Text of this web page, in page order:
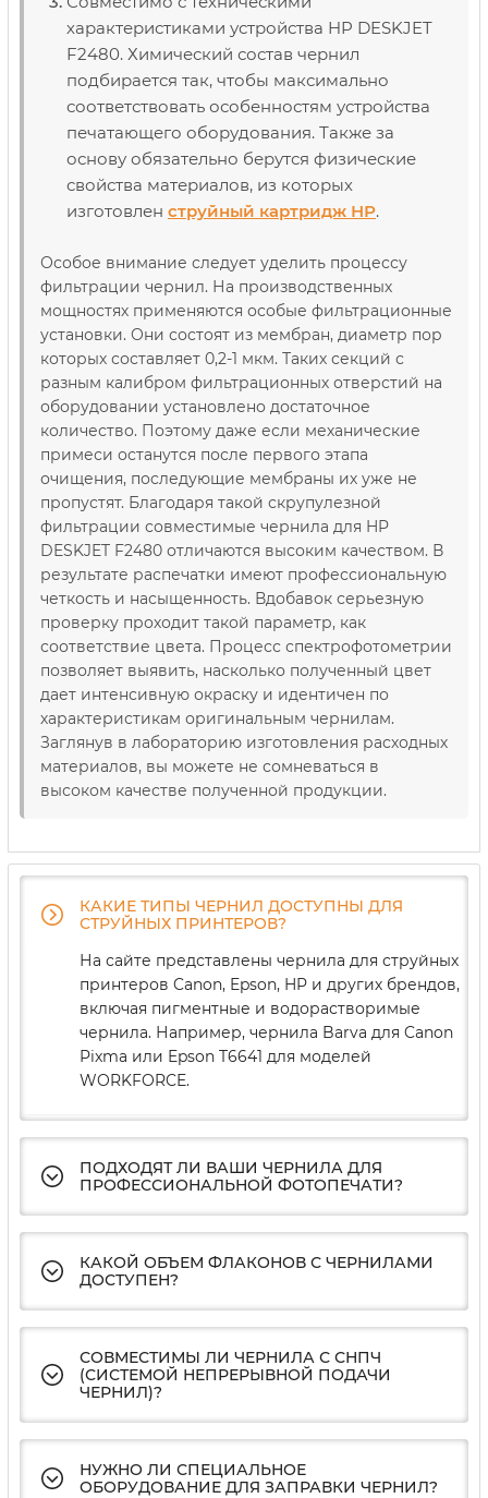
характеристиками устройства HP DESKJET
F2480. Химический состав чернил
подбирается так, чтобы максимально
соответствовать особенностям устройства
печатающего оборудования. Также за
основу обязательно берутся физические
свойства материалов, из которых
изготовлен струйный картридж НР.
Особое внимание следует уделить процессу
фильтрации чернил. На производственных
мощностях применяются особые фильтрационные
установки. Они состоят из мембран, диаметр пор
которых составляет 0,2-1 мкм. Таких секций с
разным калибром фильтрационных отверстий на
оборудовании установлено достаточное
количество. Поэтому даже если механические
примеси останутся после первого этапа
очищения, последующие мембраны их уже не
пропустят. Благодаря такой скрупулезной
фильтрации совместимые чернила для HP
DESKJET F2480 отличаются высоким качеством. В
результате распечатки имеют профессиональную
четкость и насыщенность. Вдобавок серьезную
проверку проходит такой параметр, как
соответствие цвета. Процесс спектрофотометрии
позволяет выявить, насколько полученный цвет
дает интенсивную окраску и идентичен по
характеристикам оригинальным чернилам.
Заглянув в лабораторию изготовления расходных
материалов, вы можете не сомневаться в
высоком качестве полученной продукции.
КАКИЕ ТИПЫ ЧЕРНИЛ ДОСТУПНЫ ДЛЯ
СТРУЙНЫХ ПРИНТЕРОВ?
На сайте представлены чернила для струйных
принтеров Canon, Epson, HP и других брендов,
включая пигментные и водорастворимые
чернила. Например, чернила Barva для Canon
Pixma или Epson T6641 для моделей
WORKFORCE.
ПОДХОДЯТ ЛИ ВАШИ ЧЕРНИЛА ДЛЯ
ПРОФЕССИОНАЛЬНОЙ ФОТОПЕЧАТИ?
КАКОЙ ОБЪЕМ ФЛАКОНОВ С ЧЕРНИЛАМИ
ДОСТУПЕН?
СОВМЕСТИМЫ ЛИ ЧЕРНИЛА С СНПЧ
(СИСТЕМОЙ НЕПРЕРЫВНОЙ ПОДАЧИ
ЧЕРНИЛ)?
НУЖНО ЛИ СПЕЦИАЛЬНОЕ
ОБОРУДОВАНИЕ ДЛЯ ЗАПРАВКИ ЧЕРНИЛ?